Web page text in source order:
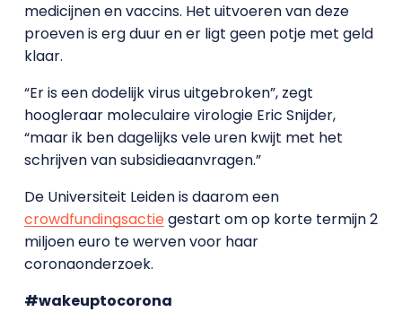
medicijnen en vaccins. Het uitvoeren van deze
proeven is erg duur en er ligt geen potje met geld
klaar.
“Er is een dodelijk virus uitgebroken”, zegt
hoogleraar moleculaire virologie Eric Snijder,
“maar ik ben dagelijks vele uren kwijt met het
schrijven van subsidieaanvragen.”
De Universiteit Leiden is daarom een
crowdfundingsactiegestart om op korte termijn 2
miljoen euro te werven voor haar
coronaonderzoek.
#wakeuptocorona